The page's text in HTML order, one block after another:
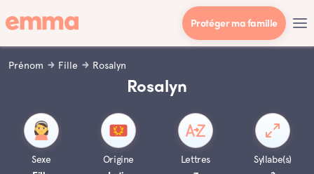
Protéger ma famille
Prénom Fille Rosalyn
Rosalyn
Sexe Origine Lettres Syllabe(s)